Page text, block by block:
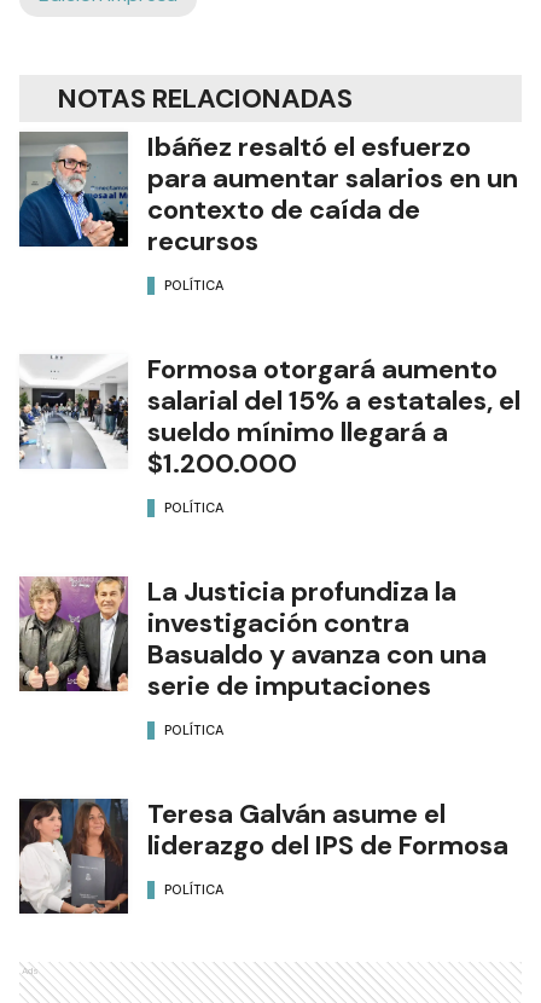
NOTAS RELACIONADAS
Ibáñez resaltó el esfuerzo
para aumentar salarios en un
contexto de caída de
recursos
POLÍTICA
Formosa otorgará aumento
salarial del 15% a estatales, el
sueldo mínimo llegará a
$1.200.000
POLÍTICA
La Justicia profundiza la
investigación contra
Basualdo y avanza con una
serie de imputaciones
POLÍTICA
Teresa Galván asume el
liderazgo del IPS de Formosa
POLÍTICA
Ads